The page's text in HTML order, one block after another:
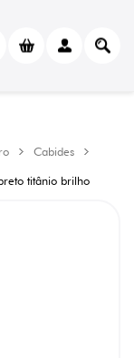
Cabides
titânio brilho